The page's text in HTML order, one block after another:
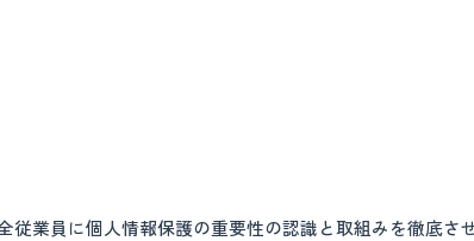
従業員に個人情報保護の重要性の認識と取組みを徹底さ